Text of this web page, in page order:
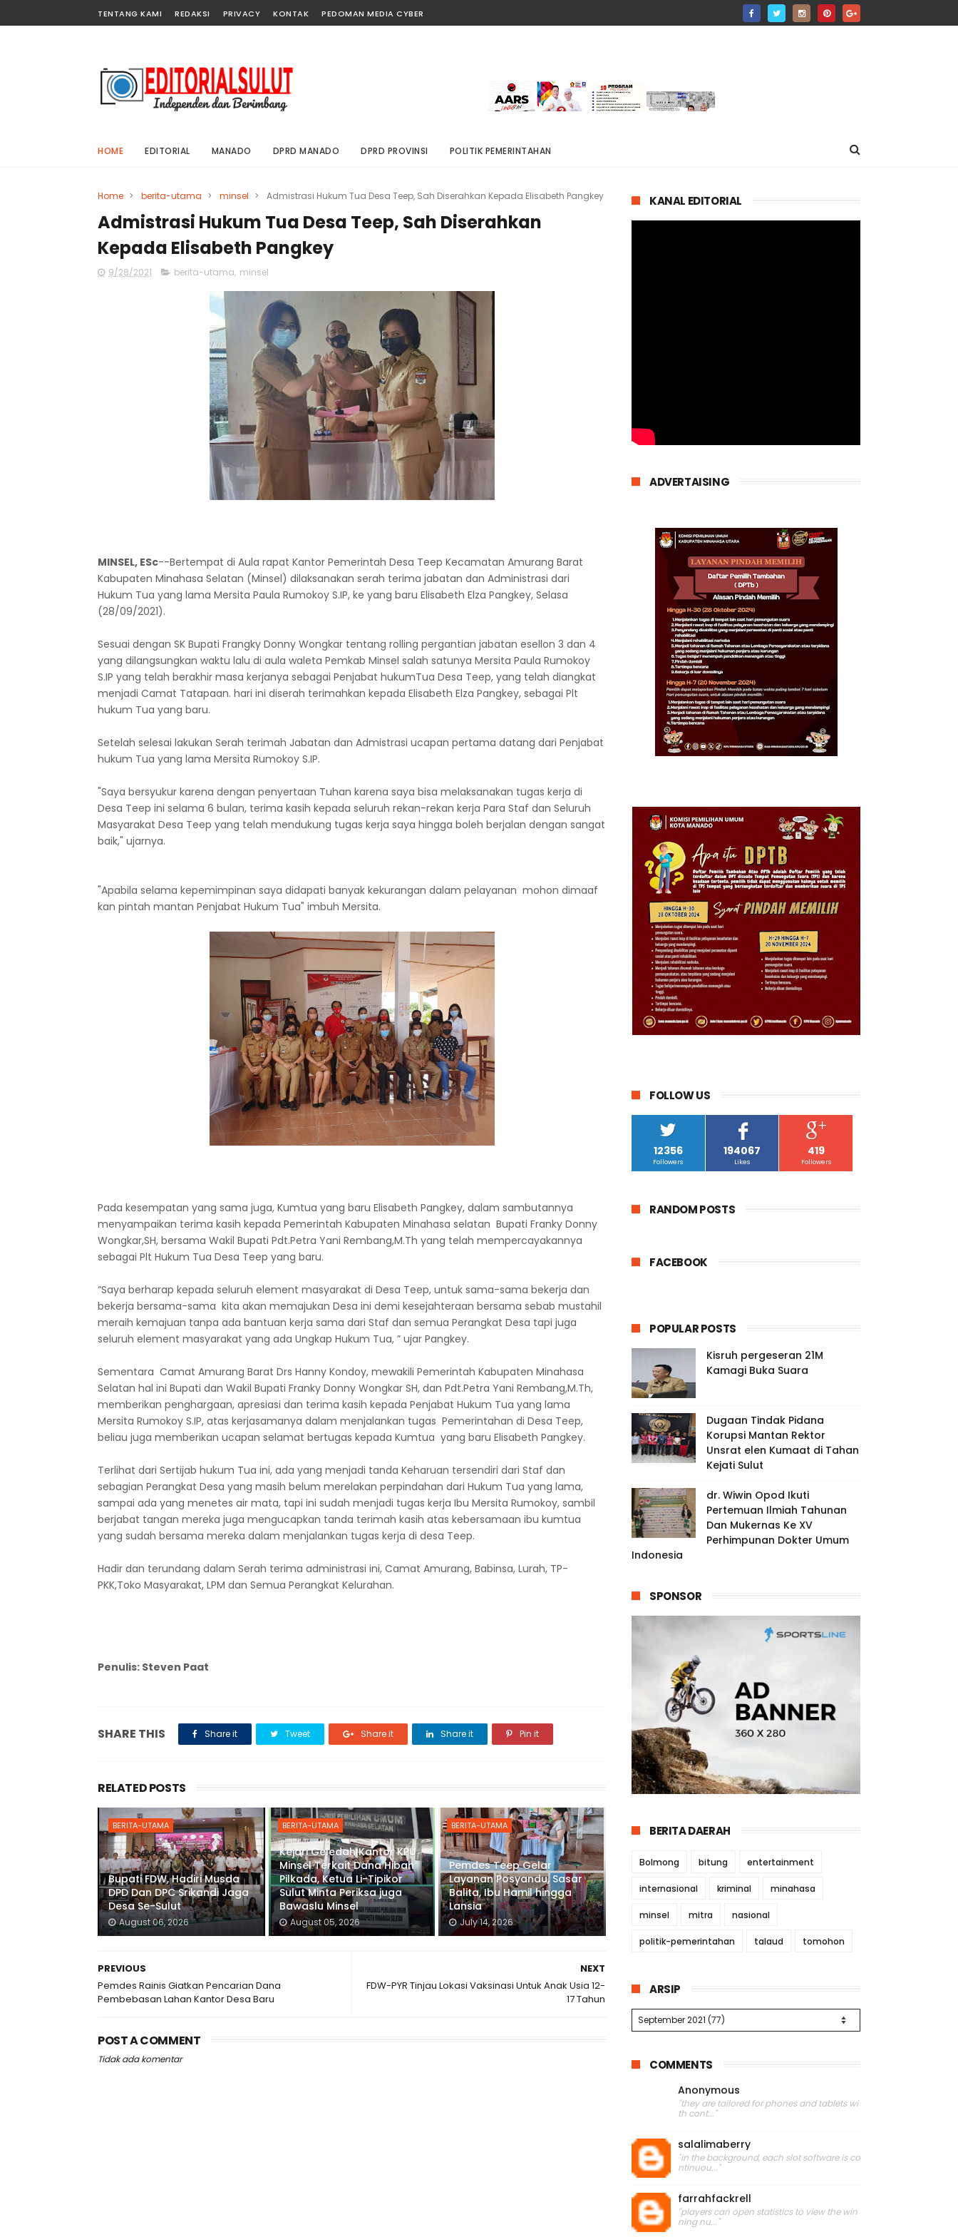
TENTANG KAMI REDAKSI PRIVACY KONTAK PEDOMAN MEDIA CYBER
HOME EDITORIAL MANADO DPRD MANADO DPRD PROVINSI POLITIK PEMERINTAHAN
Home > berita-utama > minsel > Admistrasi Hukum Tua Desa Teep, Sah Diserahkan Kepada Elisabeth Pangkey
Admistrasi Hukum Tua Desa Teep, Sah Diserahkan
Kepada Elisabeth Pangkey
9/28/2021 berita-utama, minsel
MINSEL, ESc--Bertempat di Aula rapat Kantor Pemerintah Desa Teep Kecamatan Amurang Barat
Kabupaten Minahasa Selatan (Minsel) dilaksanakan serah terima jabatan dan Administrasi dari
Hukum Tua yang lama Mersita Paula Rumokoy S.IP, ke yang baru Elisabeth Elza Pangkey, Selasa
(28/09/2021).
Sesuai dengan SK Bupati Frangky Donny Wongkar tentang rolling pergantian jabatan esellon 3 dan 4
yang dilangsungkan waktu lalu di aula waleta Pemkab Minsel salah satunya Mersita Paula Rumokoy
S.IP yang telah berakhir masa kerjanya sebagai Penjabat hukumTua Desa Teep, yang telah diangkat
menjadi Camat Tatapaan. hari ini diserah terimahkan kepada Elisabeth Elza Pangkey, sebagai Plt
hukum Tua yang baru.
Setelah selesai lakukan Serah terimah Jabatan dan Admistrasi ucapan pertama datang dari Penjabat
hukum Tua yang lama Mersita Rumokoy S.IP.
"Saya bersyukur karena dengan penyertaan Tuhan karena saya bisa melaksanakan tugas kerja di
Desa Teep ini selama 6 bulan, terima kasih kepada seluruh rekan-rekan kerja Para Staf dan Seluruh
Masyarakat Desa Teep yang telah mendukung tugas kerja saya hingga boleh berjalan dengan sangat
baik," ujarnya.
"Apabila selama kepemimpinan saya didapati banyak kekurangan dalam pelayanan mohon dimaaf
kan pintah mantan Penjabat Hukum Tua" imbuh Mersita.
Pada kesempatan yang sama juga, Kumtua yang baru Elisabeth Pangkey, dalam sambutannya
menyampaikan terima kasih kepada Pemerintah Kabupaten Minahasa selatan Bupati Franky Donny
Wongkar,SH, bersama Wakil Bupati Pdt.Petra Yani Rembang,M.Th yang telah mempercayakannya
sebagai Plt Hukum Tua Desa Teep yang baru.
“Saya berharap kepada seluruh element masyarakat di Desa Teep, untuk sama-sama bekerja dan
bekerja bersama-sama kita akan memajukan Desa ini demi kesejahteraan bersama sebab mustahil
meraih kemajuan tanpa ada bantuan kerja sama dari Staf dan semua Perangkat Desa tapi juga
seluruh element masyarakat yang ada Ungkap Hukum Tua, ” ujar Pangkey.
Sementara Camat Amurang Barat Drs Hanny Kondoy, mewakili Pemerintah Kabupaten Minahasa
Selatan hal ini Bupati dan Wakil Bupati Franky Donny Wongkar SH, dan Pdt.Petra Yani Rembang,M.Th,
memberikan penghargaan, apresiasi dan terima kasih kepada Penjabat Hukum Tua yang lama
Mersita Rumokoy S.IP, atas kerjasamanya dalam menjalankan tugas Pemerintahan di Desa Teep,
beliau juga memberikan ucapan selamat bertugas kepada Kumtua yang baru Elisabeth Pangkey.
Terlihat dari Sertijab hukum Tua ini, ada yang menjadi tanda Keharuan tersendiri dari Staf dan
sebagian Perangkat Desa yang masih belum merelakan perpindahan dari Hukum Tua yang lama,
sampai ada yang menetes air mata, tapi ini sudah menjadi tugas kerja Ibu Mersita Rumokoy, sambil
berjabat tangan mereka juga mengucapkan tanda terimah kasih atas kebersamaan ibu kumtua
yang sudah bersama mereka dalam menjalankan tugas kerja di desa Teep.
Hadir dan terundang dalam Serah terima administrasi ini, Camat Amurang, Babinsa, Lurah, TP-
PKK,Toko Masyarakat, LPM dan Semua Perangkat Kelurahan.
Penulis: Steven Paat
SHARE THIS Share it Tweet Share it Share it Pin it
RELATED POSTS
BERITA-UTAMA
Bupati FDW, Hadiri Musda
DPD Dan DPC Srikandi Jaga
Desa Se-Sulut
August 06, 2026
BERITA-UTAMA
Kejari Geledah Kantor KPU
Minsel Terkait Dana Hibah
Pilkada, Ketua Li-Tipikor
Sulut Minta Periksa juga
Bawaslu Minsel
August 05, 2026
BERITA-UTAMA
Pemdes Teep Gelar
Layanan Posyandu, Sasar
Balita, Ibu Hamil hingga
Lansia
July 14, 2026
NEXT
FDW-PYR Tinjau Lokasi Vaksinasi Untuk Anak Usia 12-
17 Tahun
PREVIOUS
Pemdes Rainis Giatkan Pencarian Dana
Pembebasan Lahan Kantor Desa Baru
POST A COMMENT
Tidak ada komentar
KANAL EDITORIAL
ADVERTAISING
FOLLOW US
12356
Followers
194067
Likes
419
Followers
RANDOM POSTS
FACEBOOK
POPULAR POSTS
Kisruh pergeseran 21M
Kamagi Buka Suara
Dugaan Tindak Pidana
Korupsi Mantan Rektor
Unsrat elen Kumaat di Tahan
Kejati Sulut
dr. Wiwin Opod Ikuti
Pertemuan Ilmiah Tahunan
Dan Mukernas Ke XV
Perhimpunan Dokter Umum
Indonesia
SPONSOR
BERITA DAERAH
Bolmong bitung entertainment
internasional kriminal minahasa
minsel mitra nasional
politik-pemerintahan talaud tomohon
ARSIP
COMMENTS
Anonymous
"they are tailored for phones and tablets wi
th cont..."
salalimaberry
"in the background, each slot software is co
ntinuou..."
farrahfackrell
"players can open statistics to view the win
ning nu..."